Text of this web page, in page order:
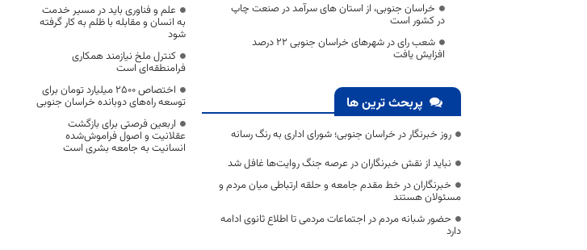
خراسان جنوبی، از استان های سرآمد در صنعت چاپ
در کشور است
شعب رای در شهرهای خراسان جنوبی ۲۲ درصد
افزایش یافت
پربحث ترین ها
روز خبرنگار در خراسان جنوبی؛ شورای اداری به رنگ رسانه
نباید از نقش خبرنگاران در عرصه جنگ روایت‌ها غافل شد
خبرنگاران در خط مقدم جامعه و حلقه ارتباطی میان مردم و
مسئولان هستند
حضور شبانه مردم در اجتماعات مردمی تا اطلاع ثانوی ادامه
دارد
علم و فناوری باید در مسیر خدمت
به انسان و مقابله با ظلم به کار گرفته
شود
کنترل ملخ نیازمند همکاری
فرامنطقه‌ای است
اختصاص 2500 میلیارد تومان برای
توسعه راه‌های دوبانده خراسان جنوبی
اربعین فرصتی برای بازگشت
عقلانیت و اصول فراموش‌شده
انسانیت به جامعه بشری است